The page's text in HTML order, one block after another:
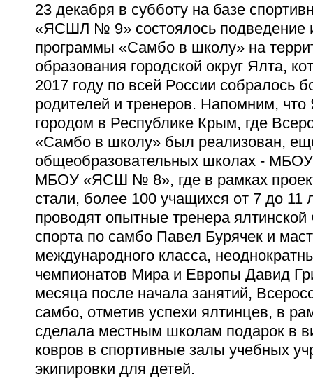
23 декабря в субботу на базе
«ЯСШЛ № 9» состоялось подведение
программы «Самбо в школу» на
образования городской округ Ялта,
2017 году по всей России собралось
родителей и тренеров. Напомним,
городом в Республике Крым, где
«Самбо в школу» был реализован,
общеобразовательных школах -
МБОУ «ЯСШ № 8», где в рамках
стали, более 100 учащихся от 7 до 11
проводят опытные тренера
спорта по самбо Павел Бурячек и
международного класса,
чемпионатов Мира и Европы Давид
месяца после начала занятий,
самбо, отметив успехи ялтинцев, в
сделала местным школам подарок в
ковров в спортивные залы учебных
экипировки для детей.